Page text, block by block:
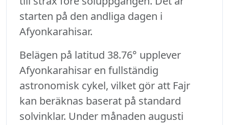
starten på den andliga dagen i
Afyonkarahisar.
Belägen på latitud 38.76° upplever
Afyonkarahisar en fullständig
astronomisk cykel, vilket gör att Fajr
kan beräknas baserat på standard
solvinklar. Under månaden augusti